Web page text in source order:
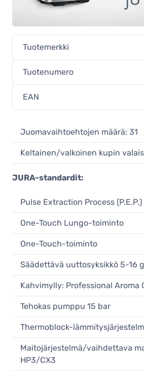
Tuotemerkki
Tuotenumero
EAN
Juomavaihtoehtojen määrä: 31
Keltainen/valkoinen kupin
JURA-standardit:
Pulse Extraction Process (P.E.P.)
One-Touch Lungo-toiminto
One-Touch-toiminto
Säädettävä uuttosyksikkö 5-16 g
Kahvimylly: Professional Aroma
Tehokas pumppu 15 bar
Thermoblock-
Maitojärjestelmä/vaihdettava
HP3/CX3